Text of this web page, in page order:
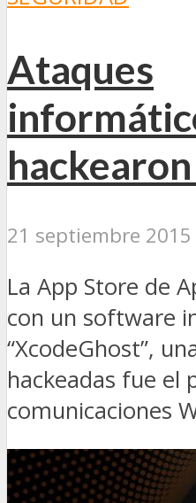
Ataques
21 septiembre 2015
La App Store de
con un software
“XcodeGhost”,
hackeadas fue el
comunicaciones